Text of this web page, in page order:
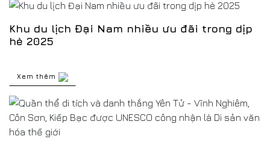
Khu du lịch Đại Nam nhiều ưu đãi trong dịp
hè 2025
Xem thêm